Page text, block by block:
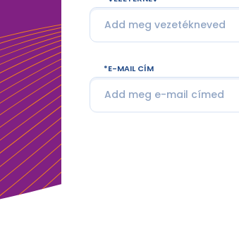
E-MAIL CÍM